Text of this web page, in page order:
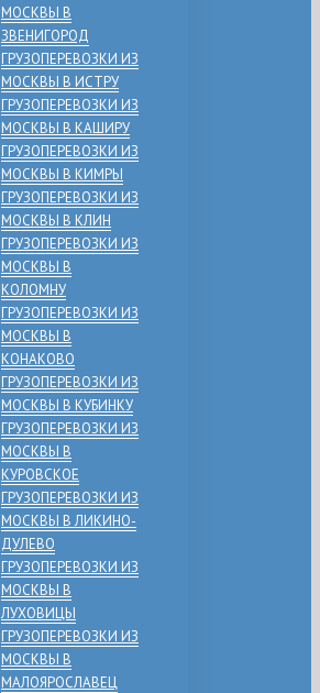
МОСКВЫ В
ЗВЕНИГОРОД
ГРУЗОПЕРЕВОЗКИ ИЗ
МОСКВЫ В ИСТРУ
ГРУЗОПЕРЕВОЗКИ ИЗ
МОСКВЫ В КАШИРУ
ГРУЗОПЕРЕВОЗКИ ИЗ
МОСКВЫ В КИМРЫ
ГРУЗОПЕРЕВОЗКИ ИЗ
МОСКВЫ В КЛИН
ГРУЗОПЕРЕВОЗКИ ИЗ
МОСКВЫ В
КОЛОМНУ
ГРУЗОПЕРЕВОЗКИ ИЗ
МОСКВЫ В
КОНАКОВО
ГРУЗОПЕРЕВОЗКИ ИЗ
МОСКВЫ В КУБИНКУ
ГРУЗОПЕРЕВОЗКИ ИЗ
МОСКВЫ В
КУРОВСКОЕ
ГРУЗОПЕРЕВОЗКИ ИЗ
МОСКВЫ В ЛИКИНО-
ДУЛЕВО
ГРУЗОПЕРЕВОЗКИ ИЗ
МОСКВЫ В
ЛУХОВИЦЫ
ГРУЗОПЕРЕВОЗКИ ИЗ
МОСКВЫ В
МАЛОЯРОСЛАВЕЦ